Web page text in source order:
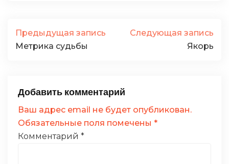
Предыдущая запись
Метрика судьбы
Следующая запись
Якорь
Добавить комментарий
Ваш адрес email не будет опубликован.
Обязательные поля помечены *
Комментарий *